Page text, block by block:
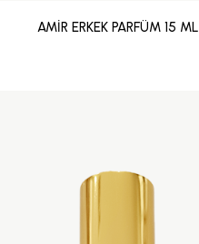
AMİR ERKEK PARFÜM 15 ML